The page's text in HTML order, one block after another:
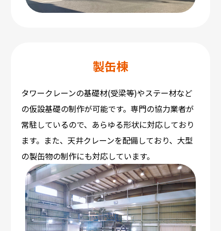
製缶棟
タワークレーンの基礎材(受梁等)やステー材など
の仮設基礎の制作が可能です。専門の協力業者が
常駐しているので、あらゆる形状に対応しており
ます。また、天井クレーンを配備しており、大型
の製缶物の制作にも対応しています。